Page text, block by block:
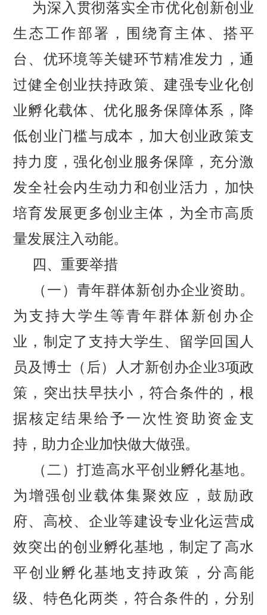
为深入贯彻落实全市优化创新创业
生态工作部署，围绕育主体、搭平
台、优环境等关键环节精准发力，通
过健全创业扶持政策、建强专业化创
业孵化载体、优化服务保障体系，降
低创业门槛与成本，加大创业政策支
持力度，强化创业服务保障，充分激
发全社会内生动力和创业活力，加快
培育发展更多创业主体，为全市高质
量发展注入动能。
四、 重要举措
（一） 青年群体新创办企业资助。
为支持大学生等青年群体新创办企
业，制定了支持大学生、留学回国人
员及博士（后）人才新创办企业3项政
策，突出扶早扶小，符合条件的，根
据核定结果给予一次性资助资金支
持，助力企业加快做大做强。
（二） 打造高水平创业孵化基地。
为增强创业载体集聚效应，鼓励政
府、高校、企业等建设专业化运营成
效突出的创业孵化基地，制定了高水
平创业孵化基地支持政策，分高能
级、特色化两类，符合条件的，分别